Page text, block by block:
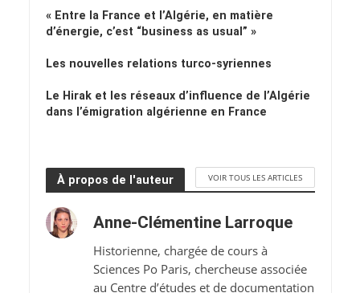
« Entre la France et l’Algérie, en matière
d’énergie, c’est “business as usual” »
Les nouvelles relations turco-syriennes
Le Hirak et les réseaux d’influence de l’Algérie
dans l’émigration algérienne en France
À propos de l'auteur VOIR TOUS LES ARTICLES
Anne-Clémentine Larroque
Historienne, chargée de cours à
Sciences Po Paris, chercheuse associée
au Centre d’études et de documentation